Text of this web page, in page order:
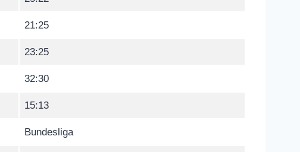
21:25
23:25
32:30
15:13
Bundesliga